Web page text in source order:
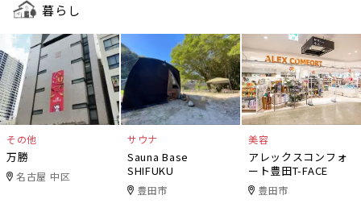
暮らし
その他
万勝
名古屋 中区
サウナ
Sauna Base
SHIFUKU
豊田市
美容
アレックスコンフォ
ート豊田T-FACE
豊田市